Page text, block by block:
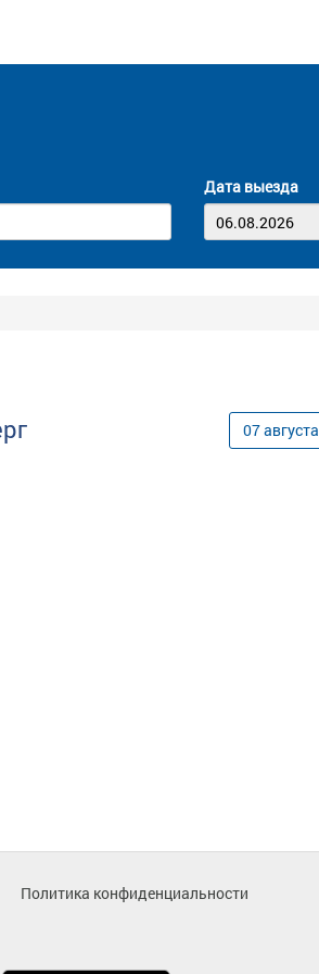
Дата выезда
07августа
Политика конфиденциальности